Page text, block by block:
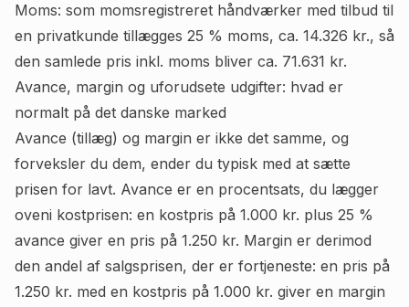
Moms: som momsregistreret håndværker med tilbud til
en privatkunde tillægges 25 % moms, ca. 14.326 kr., så
den samlede pris inkl. moms bliver ca. 71.631 kr.
Avance, margin og uforudsete udgifter: hvad er
normalt på det danske marked
Avance (tillæg) og margin er ikke det samme, og
forveksler du dem, ender du typisk med at sætte
prisen for lavt. Avance er en procentsats, du lægger
oveni kostprisen: en kostpris på 1.000 kr. plus 25 %
avance giver en pris på 1.250 kr. Margin er derimod
den andel af salgsprisen, der er fortjeneste: en pris på
1.250 kr. med en kostpris på 1.000 kr. giver en margin